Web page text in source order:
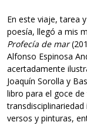
En este viaje, tarea
poesía, llegó a mis
Profecía de mar
Alfonso Espinosa
acertadamente
Joaquín Sorolla y
libro para el goce
versos y pinturas,